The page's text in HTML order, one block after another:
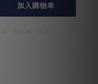
加入購物車